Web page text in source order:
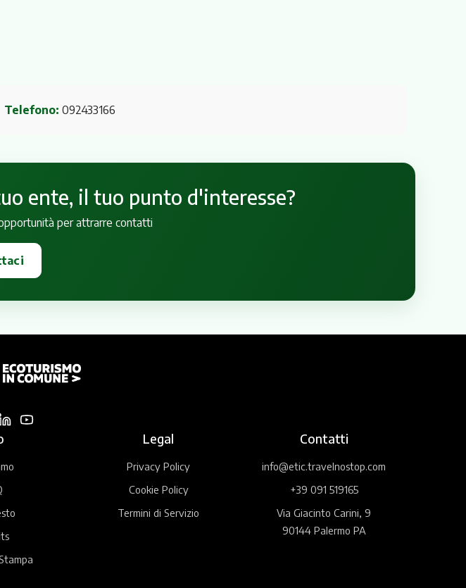
Telefono: 092433166
ente, il tuo punto d'interesse?
per attrarre contatti
Legal
Privacy Policy
Cookie Policy
Termini di Servizio
Contatti
info@etic.travelnostop.com
+39 091 519165
Via Giacinto Carini, 9
90144 Palermo PA